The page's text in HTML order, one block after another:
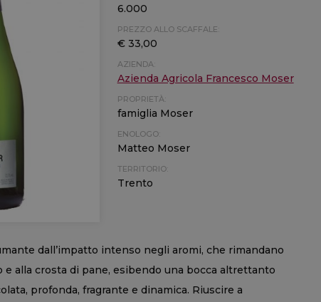
6.000
PREZZO ALLO SCAFFALE:
€ 33,00
AZIENDA:
Azienda Agricola Francesco Moser
PROPRIETÀ:
famiglia Moser
ENOLOGO:
Matteo Moser
TERRITORIO:
Trento
dall’impatto intenso negli aromi, che rimandano
e alla crosta di pane, esibendo una bocca altrettanto
profonda, fragrante e dinamica. Riuscire a